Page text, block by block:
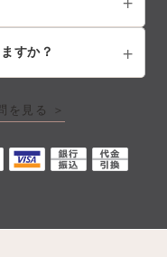
すか？
を見る ＞